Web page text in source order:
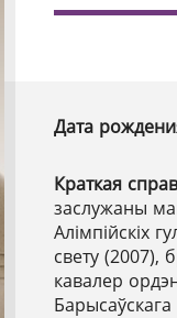
Дата
Краткая
заслужаны
Алімпійскіх
свету (2007),
кавалер